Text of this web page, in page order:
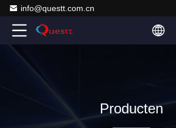
info@questt.com.cn
Producten